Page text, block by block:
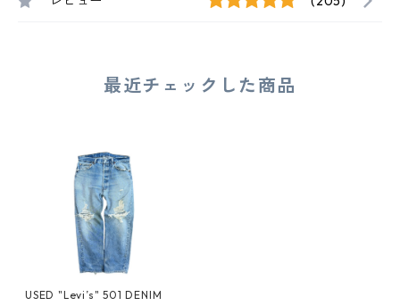
最近チェックした商品
USED "Levi’s" 501 DENIM